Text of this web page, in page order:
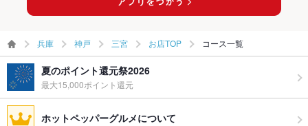
兵庫 神戸 三宮 お店TOP コース一覧
夏のポイント還元祭2026
最大15,000ポイント還元
ホットペッパーグルメについて